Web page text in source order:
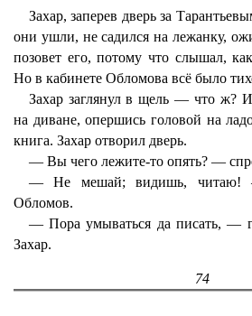
Захар, заперев дверь за
они ушли, не садился на лежанку,
позовет его, потому что слышал,
Но в кабинете Обломова всё было
Захар заглянул в щель — что ж?
на диване, опершись головой на
книга. Захар отворил дверь.
— Вы чего лежите-то опять? —
— Не мешай; видишь, читаю!
Обломов.
— Пора умываться да писать, —
Захар.
74